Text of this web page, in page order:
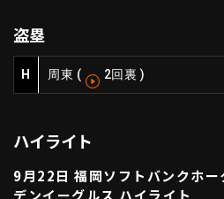
利用規約
運営会社（別ウィンドウで開く）
盗塁
H 周東 ( 2回裏 )
ハイライト
9月22日 福岡ソフトバンクホ
デンイーグルス ハイライト